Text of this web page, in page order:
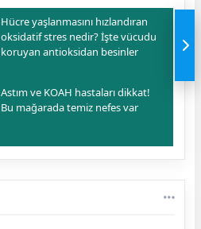
Hücre yaşlanmasını hızlandıran
oksidatif stres nedir? İşte vücudu
koruyan antioksidan besinler
Astım ve KOAH hastaları dikkat!
Bu mağarada temiz nefes var